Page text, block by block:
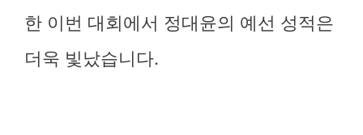
한 이번 대회에서 정대윤의 예선 성적은
더욱 빛났습니다.